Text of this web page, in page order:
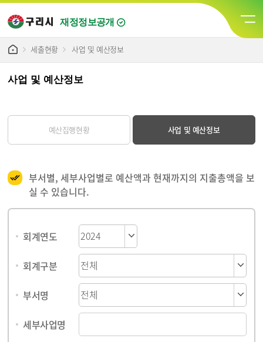
재정정보공개
세출현황 사업 및 예산정보
사업 및 예산정보
예산집행현황 사업 및 예산정보
부서별, 세부사업별로 예산액과 현재까지의 지출총액을 보
실 수 있습니다.
회계연도
회계구분
부서명
세부사업명